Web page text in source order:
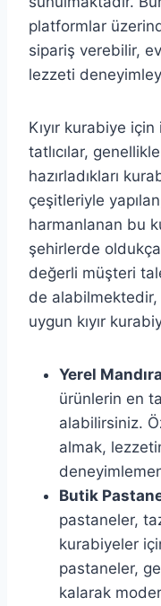
platformlar
sipariş verebilir,
lezzeti
Kıyır kurabiye
tatlıcılar,
hazırladıkları
çeşitleriyle
harmanlanan bu
şehirlerde
değerli müşteri
de alabilmektedir,
uygun kıyır
Yerel
ürünlerin en
alabilirsiniz.
almak,
Butik
pastaneler,
kurabiyeler
pastaneler,
kalarak